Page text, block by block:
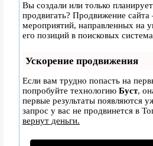
Вы создали или только
продвигать? Продвижение
мероприятий, направленных на
его позиций в поисковых
Ускорение продвижения
Если вам трудно попасть на
попробуйте технологию Буст,
первые результаты появляются
запрос у вас не продвинется в
вернут деньги.